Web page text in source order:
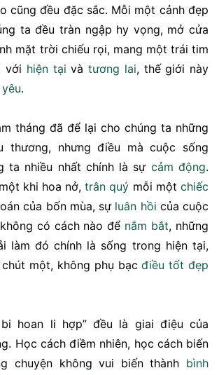
cũng đều đặc sắc. Mỗi một cảnh đẹp
ta đều tràn ngập hy vọng, mở cửa
mặt trời chiếu rọi, mang một trái tim
với hiện tại và tương lai, thế giới này
yêu.
tháng đã để lại cho chúng ta những
thương, nhưng điều mà cuộc sống
ta nhiều nhất chính là sự cảm động.
khi hoa nở,trân quý mỗi mộtchiếc
của bốn mùa, sự luân hồi của cuộc
có cách nào để nắm bắt, những
làm đó chính là sống trong hiện tại,
một, không phụ bạcđiều tốt đẹp
hoan li hợp” đều là giai điệu của
Học cách điềm nhiên, học cách biến
chuyện không vui biến thành bình